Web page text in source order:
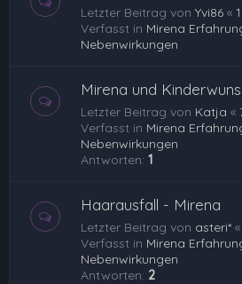
Letzter Beitrag von Yvi86 «
Verfasst in Mirena
Nebenwirkungen
Mirena und
Letzter Beitrag von Katja «
Verfasst in Mirena
Nebenwirkungen
Antworten: 1
Haarausfall - Mirena
Letzter Beitrag von asteri* «
Verfasst in Mirena
Nebenwirkungen
Antworten: 2